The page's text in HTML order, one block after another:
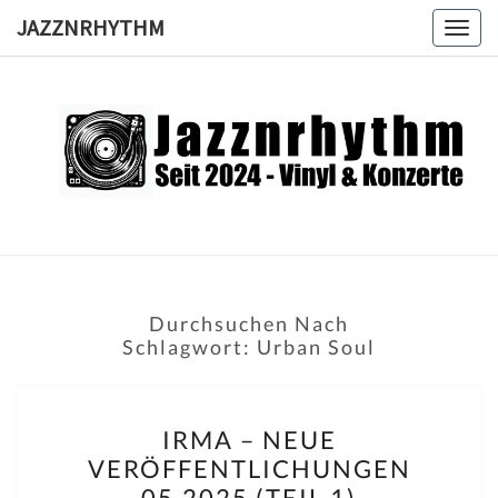
JAZZNRHYTHM
Seit
2024 –
Durchsuchen Nach
Schlagwort: Urban Soul
–
NEUE
IRMA – NEUE
VERÖFFENTLICHUNGEN